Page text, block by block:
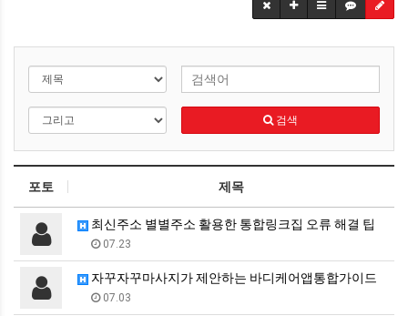
검색
포토 제목
최신주소 별별주소 활용한 통합링크집 오류 해결 팁
07.23
자꾸자꾸마사지가 제안하는 바디케어앱통합가이드
07.03